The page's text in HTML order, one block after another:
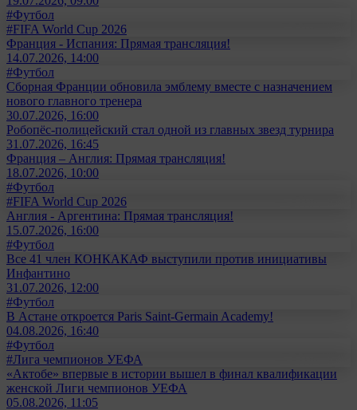
#Футбол
#FIFA World Cup 2026
Франция - Испания: Прямая трансляция!
14.07.2026, 14:00
#Футбол
Сборная Франции обновила эмблему вместе с назначением
нового главного тренера
30.07.2026, 16:00
Робопёс-полицейский стал одной из главных звезд турнира
31.07.2026, 16:45
Франция – Англия: Прямая трансляция!
18.07.2026, 10:00
#Футбол
#FIFA World Cup 2026
Англия - Аргентина: Прямая трансляция!
15.07.2026, 16:00
#Футбол
Все 41 член КОНКАКАФ выступили против инициативы
Инфантино
31.07.2026, 12:00
#Футбол
В Астане откроется Paris Saint-Germain Academy!
04.08.2026, 16:40
#Футбол
#Лига чемпионов УЕФА
«Актобе» впервые в истории вышел в финал квалификации
женской Лиги чемпионов УЕФА
05.08.2026, 11:05